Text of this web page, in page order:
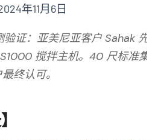
年11月6日
证：亚美尼亚客户 Sahak 先
搅拌主机。40 尺标准集
终认可。